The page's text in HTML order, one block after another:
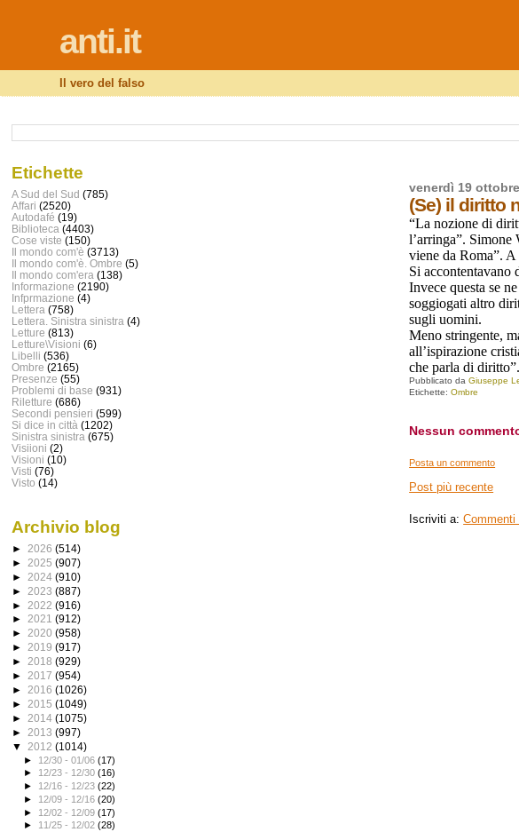
anti.it
Il vero del falso
venerdì 19
(Se) il diritto
“La nozione di
l’arringa”.
viene da Roma”.
Si accontentavano
Invece questa se
soggiogati altro
sugli uomini.
Meno stringente,
all’ispirazione
che parla di diritto”.
Pubblicato daGiuseppe
Etichette:Ombre
Nessun
Posta un commento
Post più recente
Iscriviti a:
Etichette
A Sud del Sud (785)
Affari (2520)
Autodafé (19)
Biblioteca (4403)
Cose viste (150)
Il mondo com'è (3713)
Il mondo com'è. Ombre (5)
Il mondo com'era (138)
Informazione (2190)
Infprmazione (4)
Lettera (758)
Lettera. Sinistra sinistra (4)
Letture (813)
Letture\Visioni (6)
Libelli (536)
Ombre (2165)
Presenze (55)
Problemi di base (931)
Riletture (686)
Secondi pensieri (599)
Si dice in città (1202)
Sinistra sinistra (675)
Visiioni (2)
Visioni (10)
Visti (76)
Visto (14)
Archivio blog
► 2026 (514)
► 2025 (907)
► 2024 (910)
► 2023 (887)
► 2022 (916)
► 2021 (912)
► 2020 (958)
► 2019 (917)
► 2018 (929)
► 2017 (954)
► 2016 (1026)
► 2015 (1049)
► 2014 (1075)
► 2013 (997)
▼ 2012 (1014)
► 12/30 - 01/06(17)
► 12/23 - 12/30(16)
► 12/16 - 12/23(22)
► 12/09 - 12/16(20)
► 12/02 - 12/09(17)
► 11/25 - 12/02(28)